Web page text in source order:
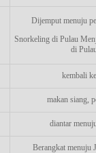
Dijemput menuju
Snorkeling di Pulau
di
kembali
makan siang,
diantar
Berangkat menuju